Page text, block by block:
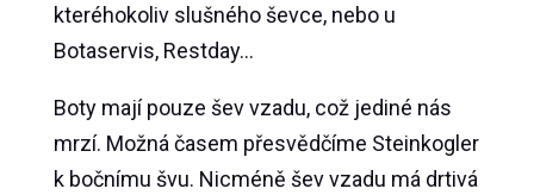
kteréhokoliv slušného ševce, nebo u
Botaservis, Restday…
Boty mají pouze šev vzadu, což jediné nás
mrzí. Možná časem přesvědčíme Steinkogler
k bočnímu švu. Nicméně šev vzadu má drtivá